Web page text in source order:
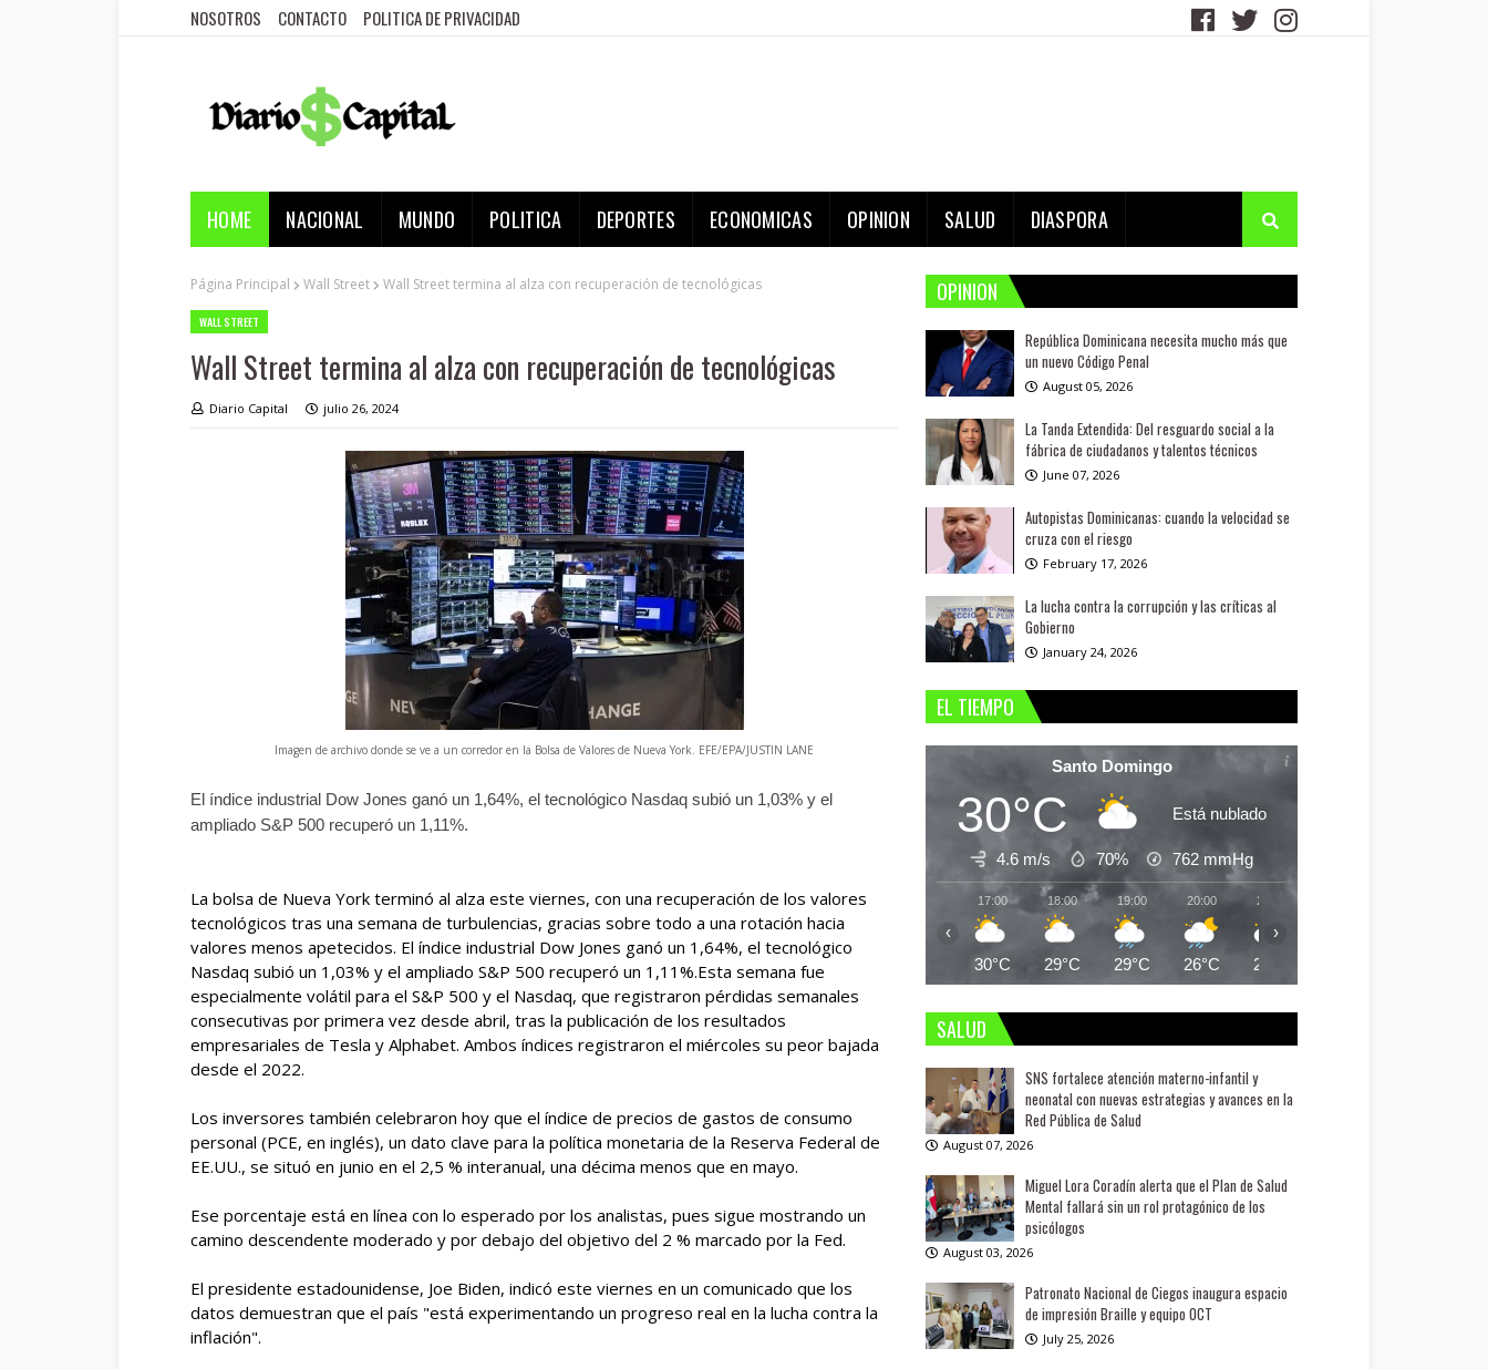
NOSOTROS CONTACTO POLITICA DE PRIVACIDAD
HOME NACIONAL MUNDO POLITICA DEPORTES ECONOMICAS OPINION SALUD DIASPORA
Página Principal Wall Street Wall Street termina al alza con recuperación de tecnológicas
WALL STREET
Wall Street termina al alza con recuperación de tecnológicas
Diario Capital julio 26, 2024
Imagen de archivo donde se ve a un corredor en la Bolsa de Valores de Nueva York. EFE/EPA/JUSTIN LANE
El índice industrial Dow Jones ganó un 1,64%, el tecnológico Nasdaq subió un 1,03% y el
ampliado S&P 500 recuperó un 1,11%.
La bolsa de Nueva York terminó al alza este viernes, con una recuperación de los valores
tecnológicos tras una semana de turbulencias, gracias sobre todo a una rotación hacia
valores menos apetecidos. El índice industrial Dow Jones ganó un 1,64%, el tecnológico
Nasdaq subió un 1,03% y el ampliado S&P 500 recuperó un 1,11%.Esta semana fue
especialmente volátil para el S&P 500 y el Nasdaq, que registraron pérdidas semanales
consecutivas por primera vez desde abril, tras la publicación de los resultados
empresariales de Tesla y Alphabet. Ambos índices registraron el miércoles su peor bajada
desde el 2022.
Los inversores también celebraron hoy que el índice de precios de gastos de consumo
personal (PCE, en inglés), un dato clave para la política monetaria de la Reserva Federal de
EE.UU., se situó en junio en el 2,5 % interanual, una décima menos que en mayo.
Ese porcentaje está en línea con lo esperado por los analistas, pues sigue mostrando un
camino descendente moderado y por debajo del objetivo del 2 % marcado por la Fed.
El presidente estadounidense, Joe Biden, indicó este viernes en un comunicado que los
datos demuestran que el país "está experimentando un progreso real en la lucha contra la
inflación".
OPINION
República Dominicana necesita mucho más que
un nuevo Código Penal
August 05, 2026
La Tanda Extendida: Del resguardo social a la
fábrica de ciudadanos y talentos técnicos
June 07, 2026
Autopistas Dominicanas: cuando la velocidad se
cruza con el riesgo
February 17, 2026
La lucha contra la corrupción y las críticas al
Gobierno
January 24, 2026
EL TIEMPO
Santo Domingo
30°C Está nublado
4.6 m/s 70% 762 mmHg
17:00
30°C
18:00
29°C
19:00
29°C
20:00
26°C
21:00
25°C
‹ ›
SALUD
SNS fortalece atención materno-infantil y
neonatal con nuevas estrategias y avances en la
Red Pública de Salud
August 07, 2026
Miguel Lora Coradín alerta que el Plan de Salud
Mental fallará sin un rol protagónico de los
psicólogos
August 03, 2026
Patronato Nacional de Ciegos inaugura espacio
de impresión Braille y equipo OCT
July 25, 2026